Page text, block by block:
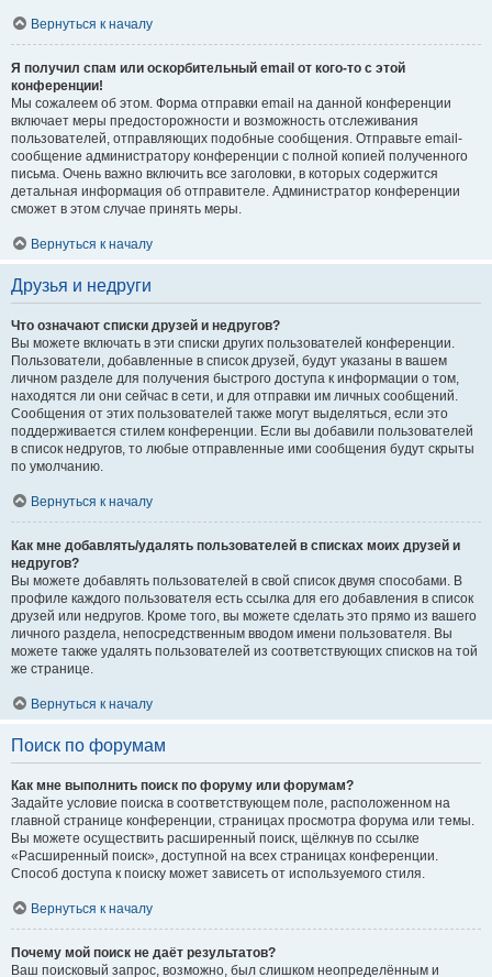
Вернуться к началу
Я получил спам или оскорбительный email от кого-то с этой
конференции!
Мы сожалеем об этом. Форма отправки email на данной конференции
включает меры предосторожности и возможность отслеживания
пользователей, отправляющих подобные сообщения. Отправьте email-
сообщение администратору конференции с полной копией полученного
письма. Очень важно включить все заголовки, в которых содержится
детальная информация об отправителе. Администратор конференции
сможет в этом случае принять меры.
Вернуться к началу
Друзья и недруги
Что означают списки друзей и недругов?
Вы можете включать в эти списки других пользователей конференции.
Пользователи, добавленные в список друзей, будут указаны в вашем
личном разделе для получения быстрого доступа к информации о том,
находятся ли они сейчас в сети, и для отправки им личных сообщений.
Сообщения от этих пользователей также могут выделяться, если это
поддерживается стилем конференции. Если вы добавили пользователей
в список недругов, то любые отправленные ими сообщения будут скрыты
по умолчанию.
Вернуться к началу
Как мне добавлять/удалять пользователей в списках моих друзей и
недругов?
Вы можете добавлять пользователей в свой список двумя способами. В
профиле каждого пользователя есть ссылка для его добавления в список
друзей или недругов. Кроме того, вы можете сделать это прямо из вашего
личного раздела, непосредственным вводом имени пользователя. Вы
можете также удалять пользователей из соответствующих списков на той
же странице.
Вернуться к началу
Поиск по форумам
Как мне выполнить поиск по форуму или форумам?
Задайте условие поиска в соответствующем поле, расположенном на
главной странице конференции, страницах просмотра форума или темы.
Вы можете осуществить расширенный поиск, щёлкнув по ссылке
«Расширенный поиск», доступной на всех страницах конференции.
Способ доступа к поиску может зависеть от используемого стиля.
Вернуться к началу
Почему мой поиск не даёт результатов?
Ваш поисковый запрос, возможно, был слишком неопределённым и